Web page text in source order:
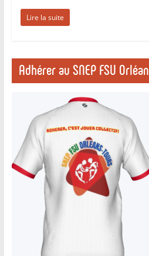
professeurs
sport.
Lire la suite
Adhérer au SNEP FSU